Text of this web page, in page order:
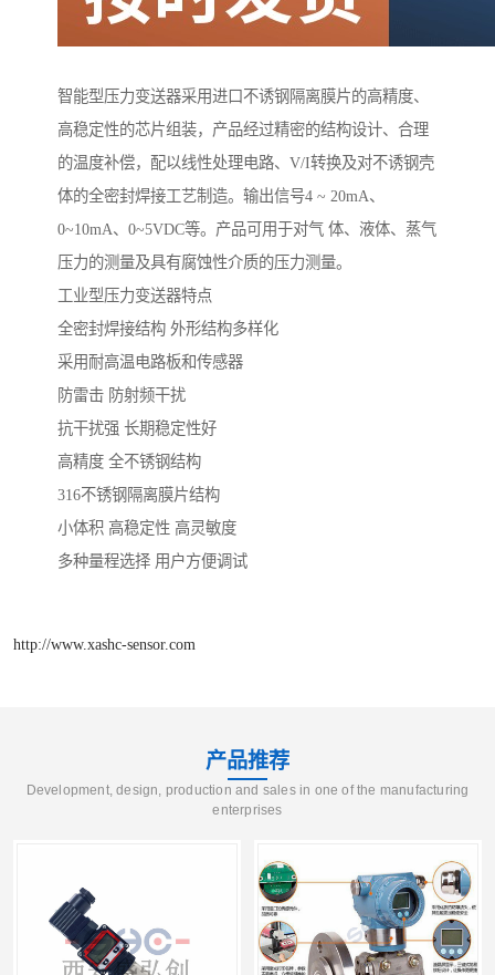
智能型压力变送器采用进口不诱钢隔离膜片的高精度、
高稳定性的芯片组装，产品经过精密的结构设计、合理
的温度补偿，配以线性处理电路、V/I转换及对不诱钢壳
体的全密封焊接工艺制造。输出信号4 ~ 20mA、
0~10mA、0~5VDC等。产品可用于对气 体、液体、蒸气
压力的测量及具有腐蚀性介质的压力测量。
工业型压力变送器特点
全密封焊接结构 外形结构多样化
采用耐高温电路板和传感器
防雷击 防射频干扰
抗干扰强 长期稳定性好
高精度 全不锈钢结构
316不锈钢隔离膜片结构
小体积 高稳定性 高灵敏度
多种量程选择 用户方便调试
http://www.xashc-sensor.com
产品推荐
Development, design, production and sales in one of the manufacturing
enterprises